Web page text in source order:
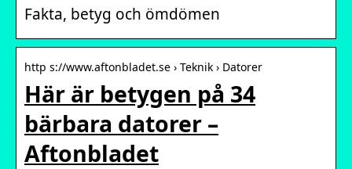
Fakta, betyg och ömdömen
http s://www.aftonbladet.se › Teknik › Datorer
Här är betygen på 34
bärbara datorer –
Aftonbladet